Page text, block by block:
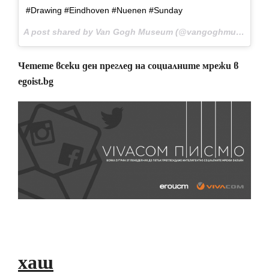
#Drawing #Eindhoven #Nuenen #Sunday
A post shared by Van Gogh Museum (@vangoghmuseum) on
Четете всеки ден преглед на социалните мрежи в
egoist.bg
хаш